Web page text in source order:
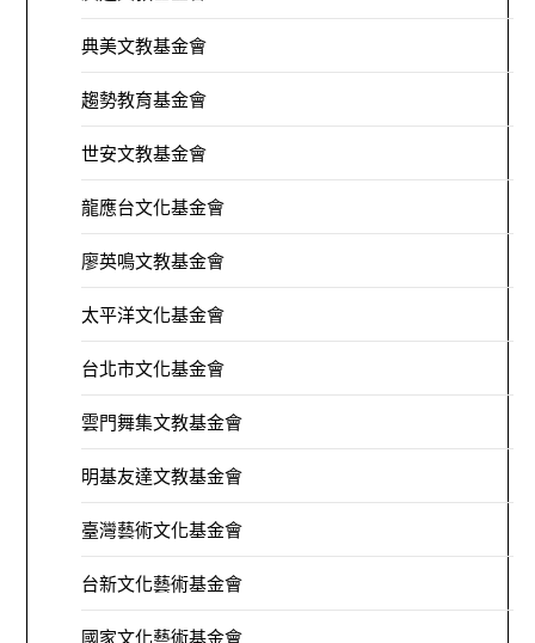
典美文教基金會
趨勢教育基金會
世安文教基金會
龍應台文化基金會
廖英鳴文教基金會
太平洋文化基金會
台北市文化基金會
雲門舞集文教基金會
明基友達文教基金會
臺灣藝術文化基金會
台新文化藝術基金會
國家文化藝術基金會